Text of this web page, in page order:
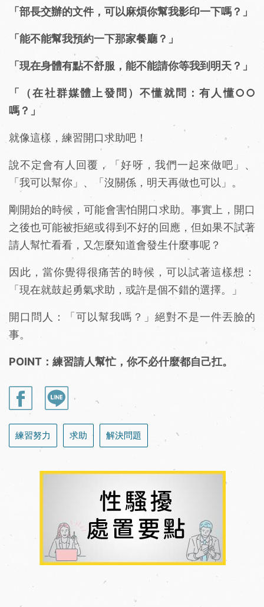
「部長交辦的文件，可以麻煩你幫我影印一下嗎？」
「能不能幫我預約一下那家餐廳？」
「現在身體有點不舒服，能不能請你等我到明天？」
「（在社群媒體上發問）不懂就問：有人懂○○
嗎？」
就像這樣，練習開口求助吧！
說不定會有人回覆，「好呀，我們一起來做吧」、
「我可以幫你」、「沒關係，明天再做也可以」。
剛開始的時候，可能會害怕開口求助。事實上，開口
之後也可能被拒絕或得到不好的回應，但如果不試著
請人幫忙看看，又怎麼知道會發生什麼事呢？
因此，當你覺得很痛苦的時候，可以試著這樣想：
「現在就鼓起勇氣求助，或許是個不錯的選擇。」
開口問人：「可以幫我嗎？」絕對不是一件丟臉的
事。
POINT：練習請人幫忙，你不必什麼都自己扛。
練習努力 求助 解決問題